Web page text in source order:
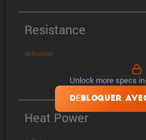
Resistance
definition
Heat Power
Unlock more specs
DÉBLOQUER